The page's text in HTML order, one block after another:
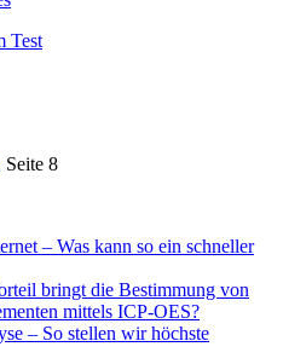
Seite 8
– Was kann so ein schneller
bringt die Bestimmung von
mittels ICP-OES?
– So stellen wir höchste